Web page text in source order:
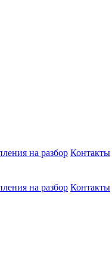
на разбор Контакты
на разбор Контакты